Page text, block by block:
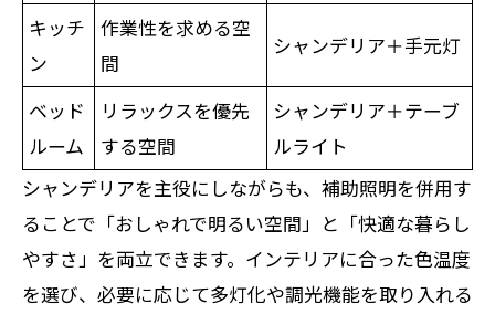
キッチ
ン
作業性を求める空
間
シャンデリア＋手元灯
ベッド
ルーム
リラックスを優先
する空間
シャンデリア＋テーブ
ルライト
シャンデリアを主役にしながらも、補助照明を併用す
ることで「おしゃれで明るい空間」と「快適な暮らし
やすさ」を両立できます。インテリアに合った色温度
を選び、必要に応じて多灯化や調光機能を取り入れる